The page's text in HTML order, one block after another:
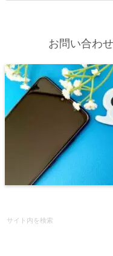
お問い合わ